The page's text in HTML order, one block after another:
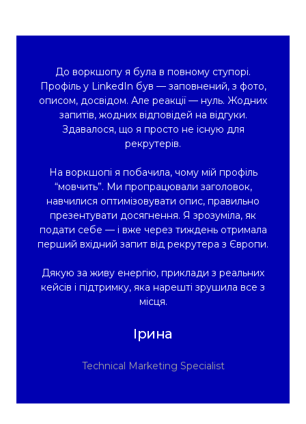
До воркшопу я була в повному ступорі.
Профіль у LinkedIn був — заповнений, з фото,
описом, досвідом. Але реакції — нуль. Жодних
запитів, жодних відповідей на відгуки.
Здавалося, що я просто не існую для
рекрутерів.
На воркшопі я побачила, чому мій профіль
“мовчить”. Ми пропрацювали заголовок,
навчилися оптимізовувати опис, правильно
презентувати досягнення. Я зрозуміла, як
подати себе — і вже через тиждень отримала
перший вхідний запит від рекрутера з Європи.
Дякую за живу енергію, приклади з реальних
кейсів і підтримку, яка нарешті зрушила все з
місця.
Ірина
Technical Marketing Specialist